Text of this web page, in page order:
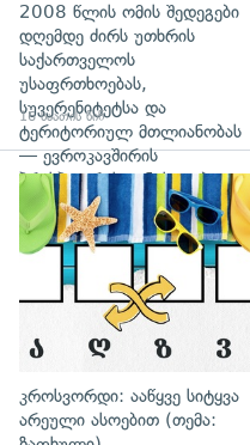
2008 წლის ომის შედეგები
დღემდე ძირს უთხრის
საქართველოს
უსაფრთხოებას,
სუვერენიტეტსა და
ტერიტორიულ მთლიანობას
— ევროკავშირის
პრესპიკერის განცხადება
16 საათის წინ
გადახედვა
კროსვორდი: ააწყვე სიტყვა
არეული ასოებით (თემა: